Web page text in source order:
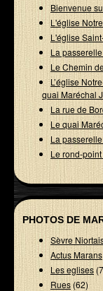
Bienvenue
L'église
L'église
La
Le Chemin
L’église
quai Maréchal
La rue de
Le quai
La
Le rond-
PHOTOS DE
Sèvre
Actus Marans
Les eglises
Rues(62)